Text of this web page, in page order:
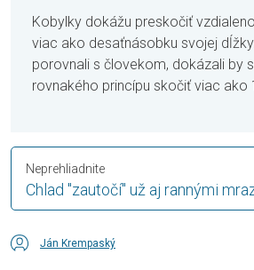
Kobylky dokážu preskočiť
viac ako desaťnásobku svojej
porovnali s človekom, dokázali by
rovnakého princípu skočiť viac ako
Chlad "zautočí" už aj rannými
Neprehliadnite
Ján Krempaský